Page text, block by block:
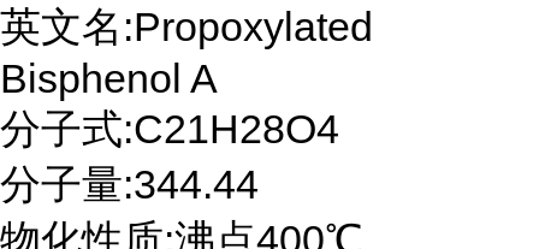
英文名:Propoxylated
Bisphenol A
分子式:C21H28O4
分子量:344.44
物化性质:沸点400℃